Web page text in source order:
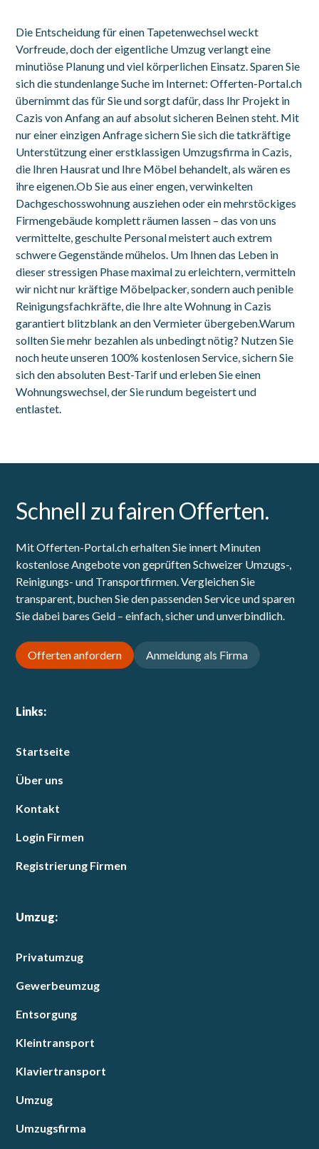
Die Entscheidung für einen Tapetenwechsel weckt
Vorfreude, doch der eigentliche Umzug verlangt eine
minutiöse Planung und viel körperlichen Einsatz. Sparen Sie
sich die stundenlange Suche im Internet: Offerten-Portal.ch
übernimmt das für Sie und sorgt dafür, dass Ihr Projekt in
Cazis von Anfang an auf absolut sicheren Beinen steht. Mit
nur einer einzigen Anfrage sichern Sie sich die tatkräftige
Unterstützung einer erstklassigen Umzugsfirma in Cazis,
die Ihren Hausrat und Ihre Möbel behandelt, als wären es
ihre eigenen.Ob Sie aus einer engen, verwinkelten
Dachgeschosswohnung ausziehen oder ein mehrstöckiges
Firmengebäude komplett räumen lassen – das von uns
vermittelte, geschulte Personal meistert auch extrem
schwere Gegenstände mühelos. Um Ihnen das Leben in
dieser stressigen Phase maximal zu erleichtern, vermitteln
wir nicht nur kräftige Möbelpacker, sondern auch penible
Reinigungsfachkräfte, die Ihre alte Wohnung in Cazis
garantiert blitzblank an den Vermieter übergeben.Warum
sollten Sie mehr bezahlen als unbedingt nötig? Nutzen Sie
noch heute unseren 100% kostenlosen Service, sichern Sie
sich den absoluten Best-Tarif und erleben Sie einen
Wohnungswechsel, der Sie rundum begeistert und
entlastet.
Schnell zu fairen Offerten.
Mit Offerten-Portal.ch erhalten Sie innert Minuten
kostenlose Angebote von geprüften Schweizer Umzugs-,
Reinigungs- und Transportfirmen. Vergleichen Sie
transparent, buchen Sie den passenden Service und sparen
Sie dabei bares Geld – einfach, sicher und unverbindlich.
Offerten anfordern Anmeldung als Firma
Links:
Startseite
Über uns
Kontakt
Login Firmen
Registrierung Firmen
Umzug:
Privatumzug
Gewerbeumzug
Entsorgung
Kleintransport
Klaviertransport
Umzug
Umzugsfirma